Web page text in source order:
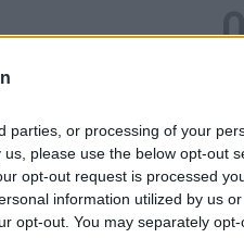
parties, or processing of your
please use the below opt-out
opt-out request is processed
information utilized by us
opt-out. You may separately
διαγραφή
με ΠΑΣΟΚ για
χώρου
κάλεσε τον κ.